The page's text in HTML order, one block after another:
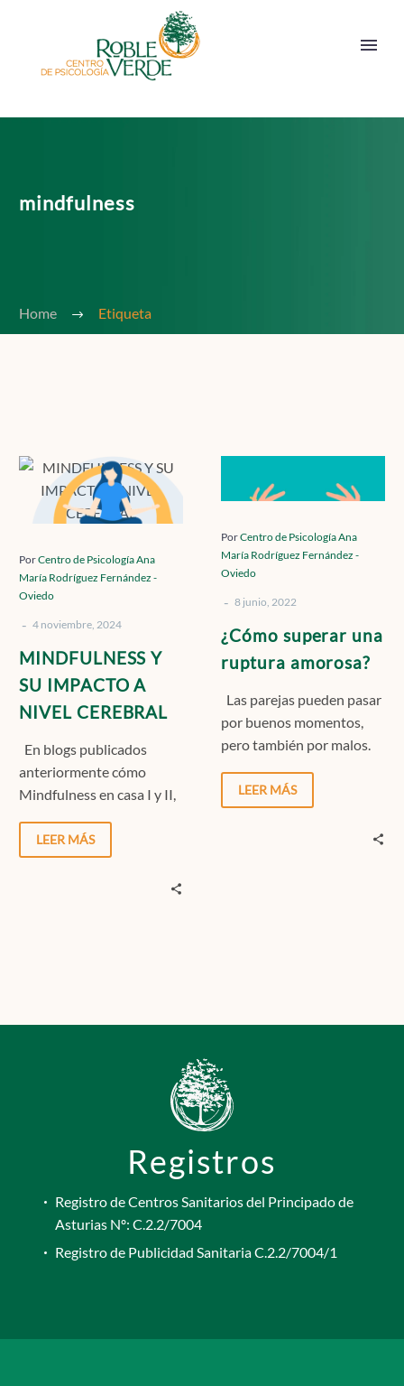
Localízanos
mindfulness
Home Etiqueta
MINDFULNESS
Y
SU
A
NIVEL
PorCentro de Psicología Ana
María Rodríguez Fernández -
Oviedo
- 4 noviembre, 2024
MINDFULNESS Y
SU IMPACTO A
NIVEL CEREBRAL
En blogs publicados
anteriormente cómo
Mindfulness en casa I y II,
incorporar el mindfulness
en la…
LEER MÁS
superar
ruptura
amorosa?
PorCentro de Psicología Ana
María Rodríguez Fernández -
Oviedo
- 8 junio, 2022
¿Cómo superar una
ruptura amorosa?
Las parejas pueden pasar
por buenos momentos,
pero también por malos.
solucionarse con una
comunicación asertiva…
LEER MÁS
Registros
Registro de Centros Sanitarios del Principado de
Asturias Nº: C.2.2/7004
Registro de Publicidad Sanitaria C.2.2/7004/1